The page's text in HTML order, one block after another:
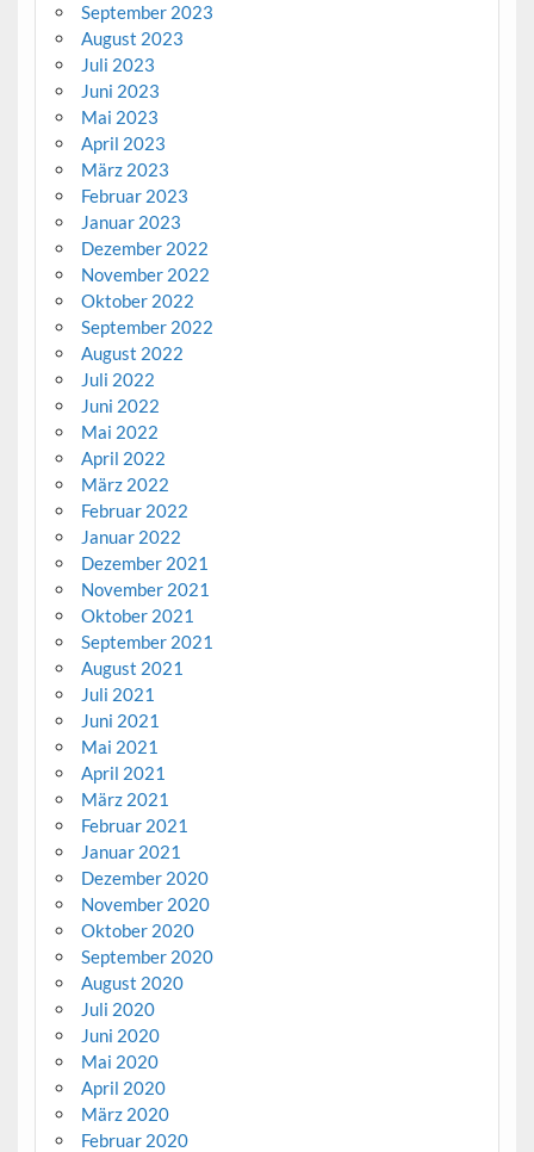
September 2023
August 2023
Juli 2023
Juni 2023
Mai 2023
April 2023
März 2023
Februar 2023
Januar 2023
Dezember 2022
November 2022
Oktober 2022
September 2022
August 2022
Juli 2022
Juni 2022
Mai 2022
April 2022
März 2022
Februar 2022
Januar 2022
Dezember 2021
November 2021
Oktober 2021
September 2021
August 2021
Juli 2021
Juni 2021
Mai 2021
April 2021
März 2021
Februar 2021
Januar 2021
Dezember 2020
November 2020
Oktober 2020
September 2020
August 2020
Juli 2020
Juni 2020
Mai 2020
April 2020
März 2020
Februar 2020